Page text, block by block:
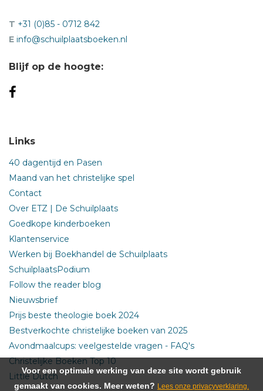
T +31 (0)85 - 0712 842
E info@schuilplaatsboeken.nl
Blijf op de hoogte:
Links
40 dagentijd en Pasen
Maand van het christelijke spel
Contact
Over ETZ | De Schuilplaats
Goedkope kinderboeken
Klantenservice
Werken bij Boekhandel de Schuilplaats
SchuilplaatsPodium
Follow the reader blog
Nieuwsbrief
Prijs beste theologie boek 2024
Bestverkochte christelijke boeken van 2025
Avondmaalcups: veelgestelde vragen - FAQ's
Christelijke Boeken Top 10
Little Dutch
Voor een optimale werking van deze site wordt gebruik
gemaakt van cookies. Meer weten? Lees onze privacyverklaring.